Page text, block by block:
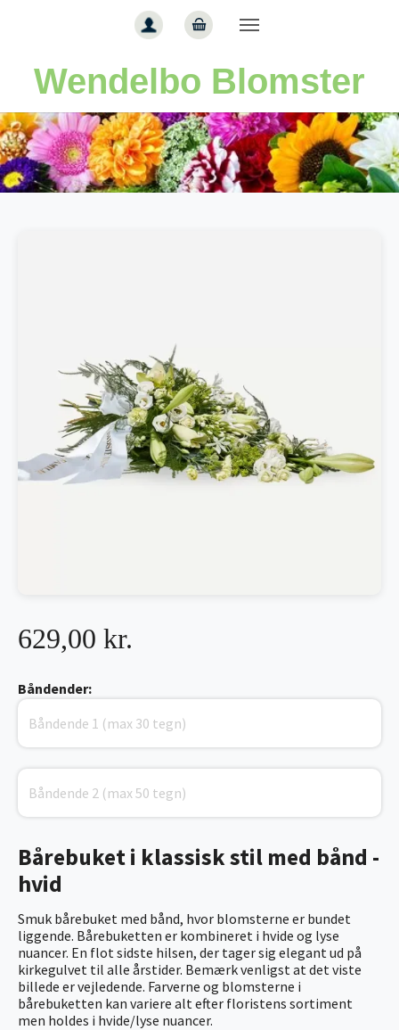
Wendelbo Blomster
Bårebuket i klassisk stil med bånd -
hvid
Smuk bårebuket med bånd, hvor blomsterne er bundet
liggende. Bårebuketten er kombineret i hvide og lyse
nuancer. En flot sidste hilsen, der tager sig elegant ud på
kirkegulvet til alle årstider. Bemærk venligst at det viste
billede er vejledende. Farverne og blomsterne i
bårebuketten kan variere alt efter floristens sortiment
men holdes i hvide/lyse nuancer.
629,00 kr.
Båndender: